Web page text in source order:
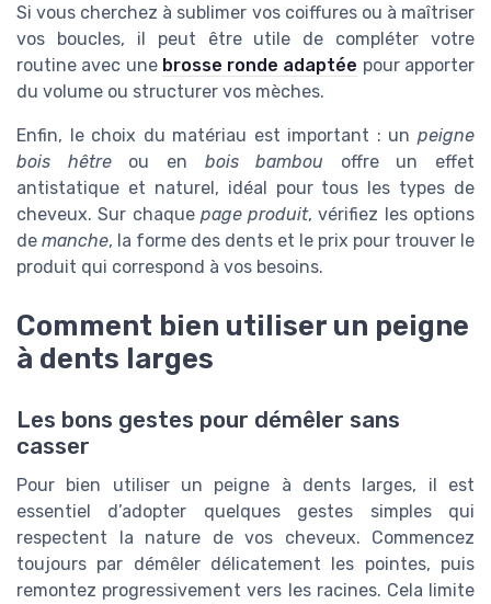
Si vous cherchez à sublimer vos coiffures ou à maîtriser
vos boucles, il peut être utile de compléter votre
routine avec une brosse ronde adaptée pour apporter
du volume ou structurer vos mèches.
Enfin, le choix du matériau est important : un peigne
bois hêtreou en bois bambou offre un effet
antistatique et naturel, idéal pour tous les types de
cheveux. Sur chaque page produit, vérifiez les options
de manche, la forme des dents et le prix pour trouver le
produit qui correspond à vos besoins.
Comment bien utiliser un peigne
à dents larges
Les bons gestes pour démêler sans
casser
Pour bien utiliser un peigne à dents larges, il est
essentiel d’adopter quelques gestes simples qui
respectent la nature de vos cheveux. Commencez
toujours par démêler délicatement les pointes, puis
remontez progressivement vers les racines. Cela limite